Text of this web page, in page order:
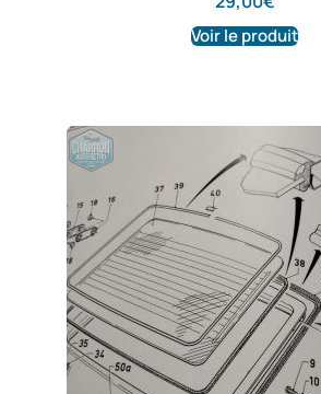
Voir le produit